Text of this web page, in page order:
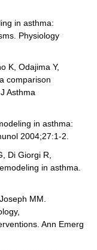
in asthma:
Physiology
K, Odajima Y,
comparison
Asthma
in asthma:
2004;27:1-2.
Di Giorgi R,
in asthma.
MM.
Ann Emerg